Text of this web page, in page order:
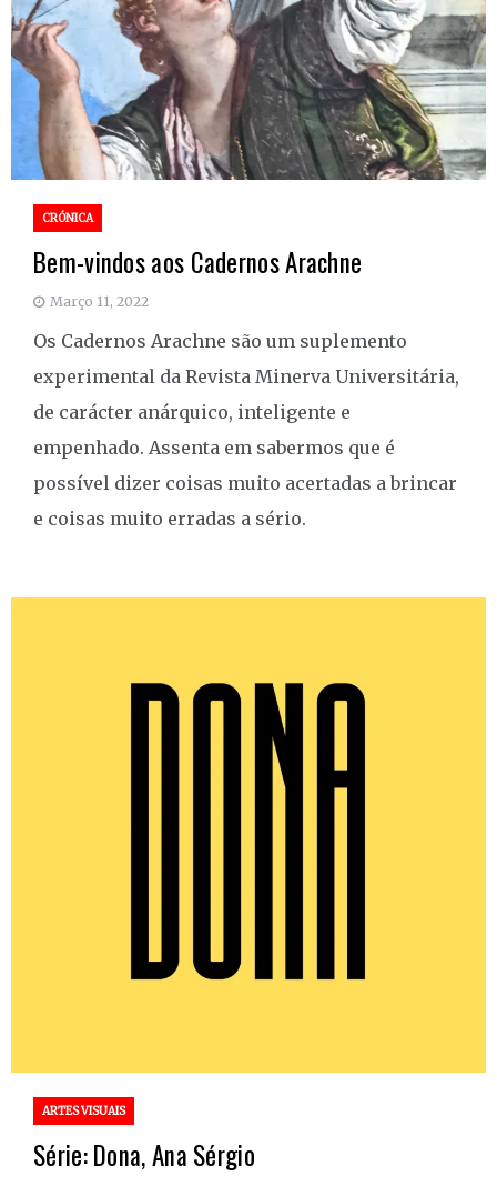
CRÓNICA
Bem-vindos aos Cadernos Arachne
Março 11, 2022
Os Cadernos Arachne são um suplemento
experimental da Revista Minerva Universitária,
de carácter anárquico, inteligente e
empenhado. Assenta em sabermos que é
possível dizer coisas muito acertadas a brincar
e coisas muito erradas a sério.
ARTES VISUAIS
Série: Dona, Ana Sérgio